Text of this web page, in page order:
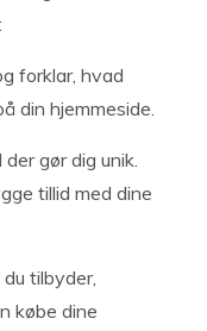
forklar, hvad
din hjemmeside.
gør dig unik.
tillid med dine
tilbyder,
købe dine